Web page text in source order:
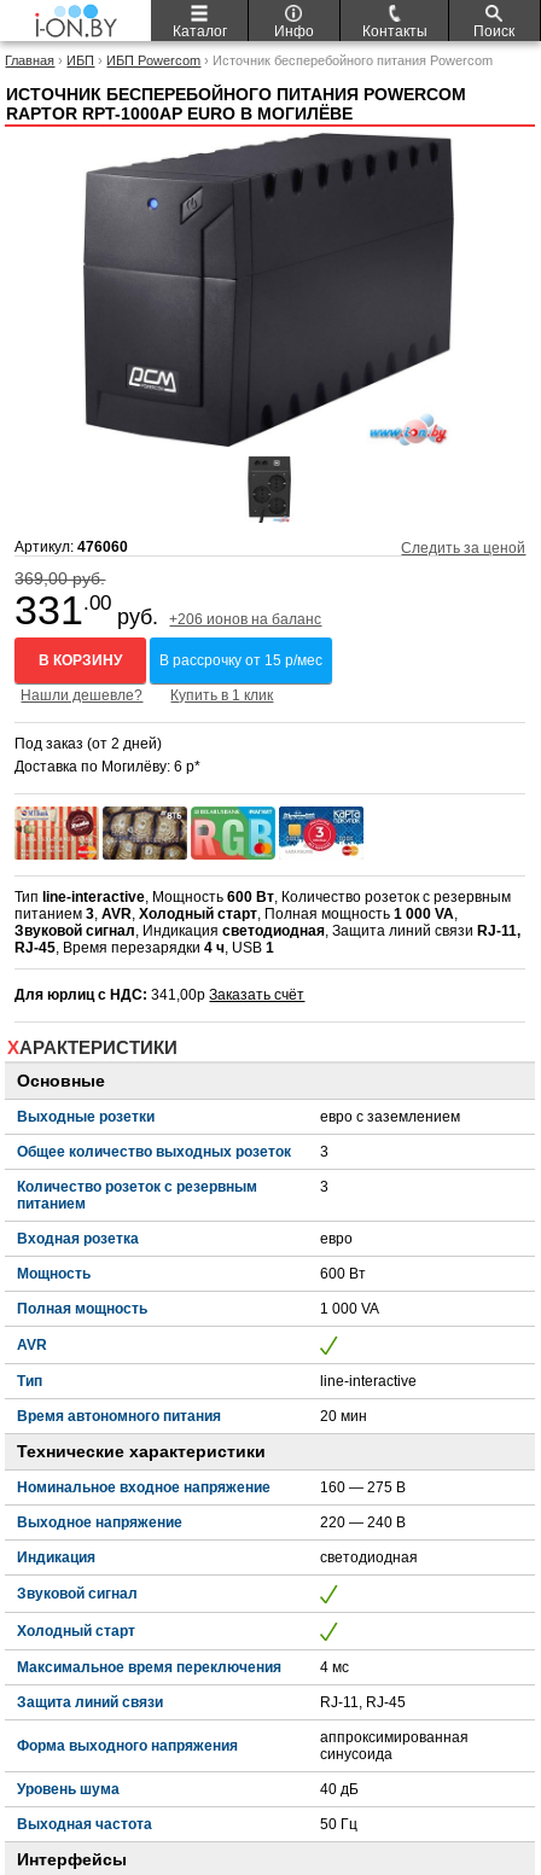
Каталог Инфо Контакты Поиск
Главная › ИБП › ИБП Powercom › Источник бесперебойного питания Powercom
ИСТОЧНИК БЕСПЕРЕБОЙНОГО ПИТАНИЯ POWERCOM
RAPTOR RPT-1000AP EURO В МОГИЛЁВЕ
Артикул:476060 Следить за ценой
369,00 руб.
331.00
руб. +206 ионов на баланс
В КОРЗИНУ В рассрочку от 15 р/мес
Нашли дешевле? Купить в 1 клик
Под заказ (от 2 дней)
Доставка по Могилёву: 6 р*
Тип line-interactive, Мощность600 Вт, Количество розеток с резервным
питанием3,AVR,Холодный старт, Полная мощность1 000 VA,
Звуковой сигнал, Индикациясветодиодная, Защита линий связи RJ-11,
RJ-45, Время перезарядки4 ч, USB1
Для юрлиц с НДС: 341,00рЗаказать счёт
ХАРАКТЕРИСТИКИ
Основные
Выходные розетки евро с заземлением
Общее количество выходных розеток 3
Количество розеток с резервным
питанием
3
Входная розетка евро
Мощность 600 Вт
Полная мощность 1 000 VA
AVR
Тип line-interactive
Время автономного питания 20 мин
Технические характеристики
Номинальное входное напряжение 160 — 275 В
Выходное напряжение 220 — 240 В
Индикация светодиодная
Звуковой сигнал
Холодный старт
Максимальное время переключения 4 мс
Защита линий связи RJ-11, RJ-45
Форма выходного напряжения
аппроксимированная
синусоида
Уровень шума 40 дБ
Выходная частота 50 Гц
Интерфейсы